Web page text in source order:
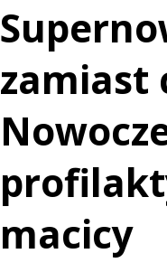
zamiast
macicy